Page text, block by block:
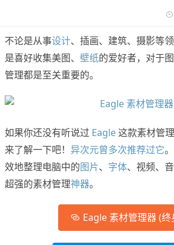
不论是从事设计、插画、建筑、摄影等
是喜好收集美图、 壁纸的爱好者，对于
管理都是至关重要的。
如果你还没有听说过 Eagle这款素材管
来了解一下吧！ 异次元曾多次推荐过它
效地整理电脑中的图片、 字体、视频、
超强的素材管理神器。
Eagle 素材管理器 (终